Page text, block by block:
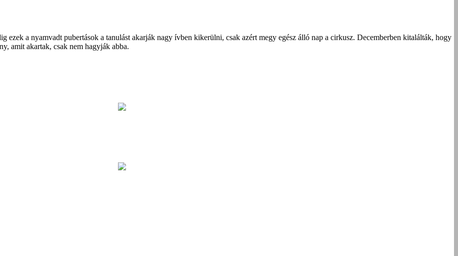
ezek a nyamvadt pubertások a tanulást akarják nagy ívben kikerülni, csak azért megy egész álló nap a cirkusz. Decemberben kitalálták, hogy
amit akartak, csak nem hagyják abba.